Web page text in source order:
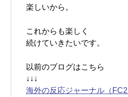
楽しいから。
これからも楽しく
続けていきたいです。
以前のブログはこちら
↓↓↓
海外の反応ジャーナル（FC2